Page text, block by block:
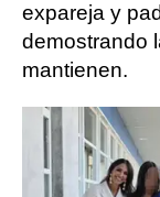
expareja y
demostrando
mantienen.